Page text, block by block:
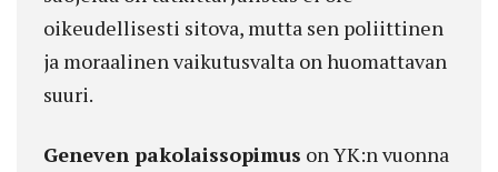
oikeudellisesti sitova, mutta sen poliittinen
ja moraalinen vaikutusvalta on huomattavan
suuri.
Geneven pakolaissopimus on YK:n vuonna